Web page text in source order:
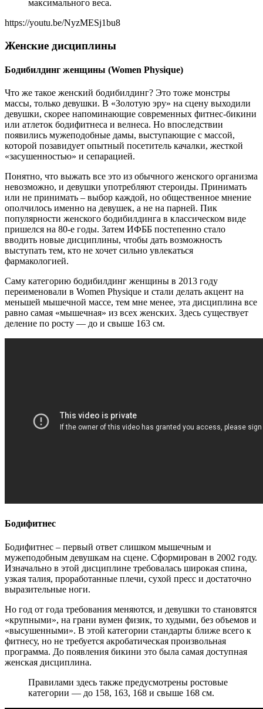
максимального веса.
https://youtu.be/NyzMESj1bu8
Женские дисциплины
Бодибилдинг женщины (Women Physique)
Что же такое женский бодибилдинг? Это тоже монстры
массы, только девушки. В «Золотую эру» на сцену выходили
девушки, скорее напоминающие современных фитнес-бикини
или атлеток бодифитнеса и велнеса. Но впоследствии
появились мужеподобные дамы, выступающие с массой,
которой позавидует опытный посетитель качалки, жесткой
«засушенностью» и сепарацией.
Понятно, что выжать все это из обычного женского организма
невозможно, и девушки употребляют стероиды. Принимать
или не принимать – выбор каждой, но общественное мнение
ополчилось именно на девушек, а не на парней. Пик
популярности женского бодибилдинга в классическом виде
пришелся на 80-е годы. Затем ИФББ постепенно стало
вводить новые дисциплины, чтобы дать возможность
выступать тем, кто не хочет сильно увлекаться
фармакологией.
Саму категорию бодибилдинг женщины в 2013 году
переименовали в Women Physique и стали делать акцент на
меньшей мышечной массе, тем мне менее, эта дисциплина все
равно самая «мышечная» из всех женских. Здесь существует
деление по росту — до и свыше 163 см.
Бодифитнес
Бодифитнес – первый ответ слишком мышечным и
мужеподобным девушкам на сцене. Сформирован в 2002 году.
Изначально в этой дисциплине требовалась широкая спина,
узкая талия, проработанные плечи, сухой пресс и достаточно
выразительные ноги.
Но год от года требования меняются, и девушки то становятся
«крупными», на грани вумен физик, то худыми, без объемов и
«высушенными». В этой категории стандарты ближе всего к
фитнесу, но не требуется акробатическая произвольная
программа. До появления бикини это была самая доступная
женская дисциплина.
Правилами здесь также предусмотрены ростовые
категории — до 158, 163, 168 и свыше 168 см.